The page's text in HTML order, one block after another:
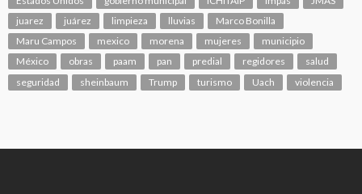
juarez
juárez limpieza lluvias
Marco Bonilla
Maru Campos
mexico morena mujeres
municipio
México
obras paam pan predial regidores
salud
seguridad
sheinbaum Trump turismo Uach violencia